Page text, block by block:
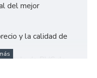
del mejor
y la calidad de
tela de PVC de